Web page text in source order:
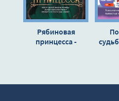
20
Рябиновая
принцесса -